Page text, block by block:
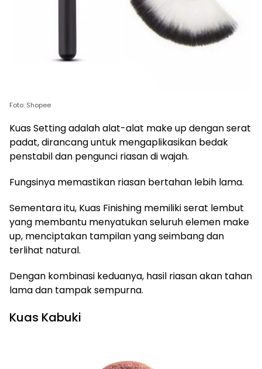
Foto: Shopee
Kuas Setting adalah alat-alat make up dengan serat
padat, dirancang untuk mengaplikasikan bedak
penstabil dan pengunci riasan di wajah.
Fungsinya memastikan riasan bertahan lebih lama.
Sementara itu, Kuas Finishing memiliki serat lembut
yang membantu menyatukan seluruh elemen make
up, menciptakan tampilan yang seimbang dan
terlihat natural.
Dengan kombinasi keduanya, hasil riasan akan tahan
lama dan tampak sempurna.
Kuas Kabuki